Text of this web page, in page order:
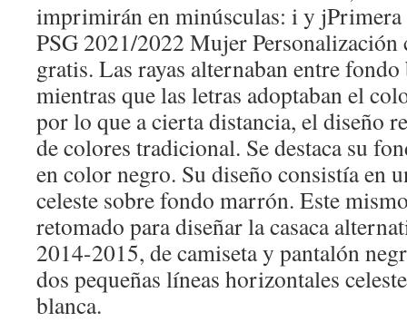
imprimirán en minúsculas: i y
PSG 2021/2022 Mujer
gratis. Las rayas alternaban entre
mientras que las letras adoptaban el
por lo que a cierta distancia, el diseño
de colores tradicional. Se destaca su
en color negro. Su diseño consistía en
celeste sobre fondo marrón. Este
retomado para diseñar la casaca
2014-2015, de camiseta y pantalón
dos pequeñas líneas horizontales
blanca.